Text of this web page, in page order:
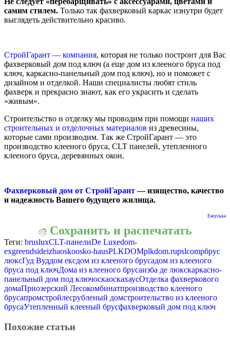
самим стилем. Только так фахверковый каркас изнутри будет
выглядеть действительно красиво.
СтройГарант — компания, которая не только построит для Вас
фахверковый дом под ключ (а еще дом из клееного бруса под
ключ, каркасно-панельный дом под ключ), но и поможет с
дизайном и отделкой. Наши специалисты любят стиль
фахверк и прекрасно знают, как его украсить и сделать
«живым».
Строительство и отделку мы проводим при помощи наших
строительных и отделочных материалов из древесины,
которые сами производим. Так же СтройГарант — это
производство клееного бруса, CLT панелей, утепленного
клееного бруса, деревянных окон.
Фахверковый дом от СтройГарант— изящество, качество
и надежность Вашего будущего жилища.
Ежуська
Сохранить и распечатать
Теги: brusluxCLT-панелиDe Luxedom-
exgreendsideizbaoskoosko-hausPLKDOMplkdom.rupslcompбрус
люксГуд Вуддом ексдом из клееного брусадом из клееного
бруса под ключДома из клееного брусаизба де люкскаркасно-
панельный дом под ключоскаоскахаусОтделка фахверкового
домаПриозерский Лесокомбинатпроизводство клееного
брусапромстройлесрубленый домстроительство из клееного
брусаУтепленный клееный брусфахверковый дом под ключ
Похожие статьи